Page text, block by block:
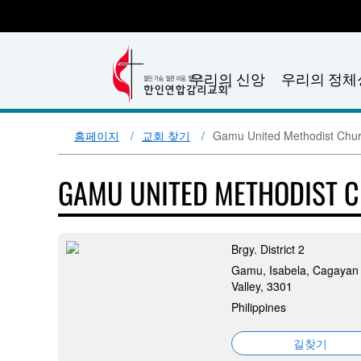
우리의 신앙 우리의 정체
홈페이지 교회 찾기 Gamu United Methodist
GAMU UNITED METHODIST
Brgy. District 2
Gamu, Isabela, Cagayan
Valley, 3301
Philippines
길찾기